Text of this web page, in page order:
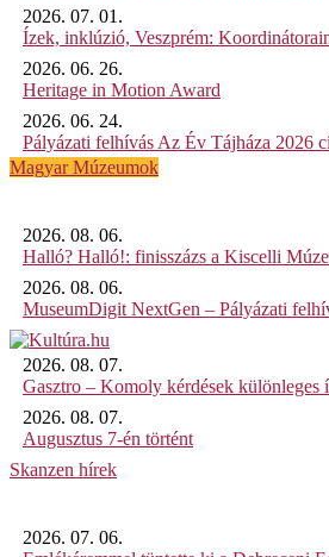
2026. 07. 01.
Ízek, inklúzió, Veszprém:
2026. 06. 26.
Heritage in Motion Award
2026. 06. 24.
Pályázati felhívás Az Év Tájháza 2026
Magyar Múzeumok
2026. 08. 06.
Halló? Halló!: finisszázs a Kiscelli
2026. 08. 06.
MuseumDigit NextGen – Pályázati
2026. 08. 07.
Gasztro – Komoly kérdések
2026. 08. 07.
Augusztus 7-én történt
Skanzen hírek
2026. 07. 06.